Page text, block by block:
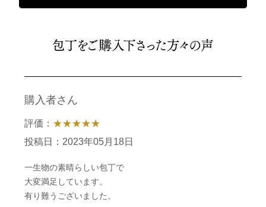
購入者さん
評価： ★★★★★
投稿日：2023年05月18日
一生物の素晴らしい包丁で
大変満足しています。
有り難うございました。